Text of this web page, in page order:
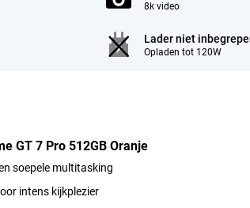
8k video
Lader niet
Opladen tot 120W
GT 7 Pro 512GB Oranje
soepele multitasking
intens kijkplezier